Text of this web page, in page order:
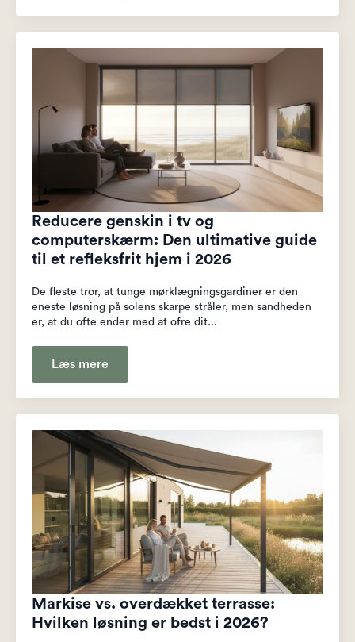
Reducere genskin i tv og
computerskærm: Den ultimative guide
til et refleksfrit hjem i 2026
De fleste tror, at tunge mørklægningsgardiner er den
eneste løsning på solens skarpe stråler, men sandheden
er, at du ofte ender med at ofre dit...
Læs mere
Markise vs. overdækket terrasse:
Hvilken løsning er bedst i 2026?